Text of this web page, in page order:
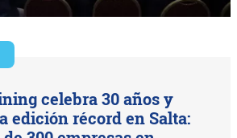
celebra 30 años y
edición récord en Salta: